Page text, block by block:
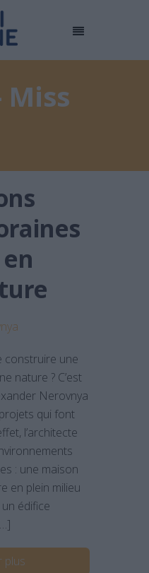
construire une
nature ? C’est
Nerovnya
qui font
l’architecte
: une maison
en plein milieu
édifice
plus